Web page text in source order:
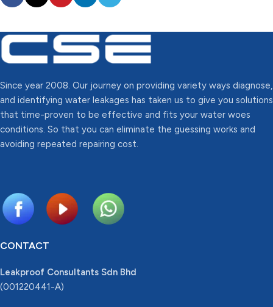
Since year 2008. Our journey on providing variety ways diagnose,
and identifying water leakages has taken us to give you solutions
that time-proven to be effective and fits your water woes
conditions. So that you can eliminate the guessing works and
avoiding repeated repairing cost.
CONTACT
Leakproof Consultants Sdn Bhd
(001220441-A)